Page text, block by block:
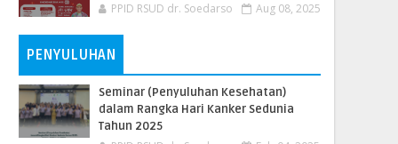
PPID RSUD dr. Soedarso Aug 08, 2025
PENYULUHAN
Seminar (Penyuluhan Kesehatan)
dalam Rangka Hari Kanker Sedunia
Tahun 2025